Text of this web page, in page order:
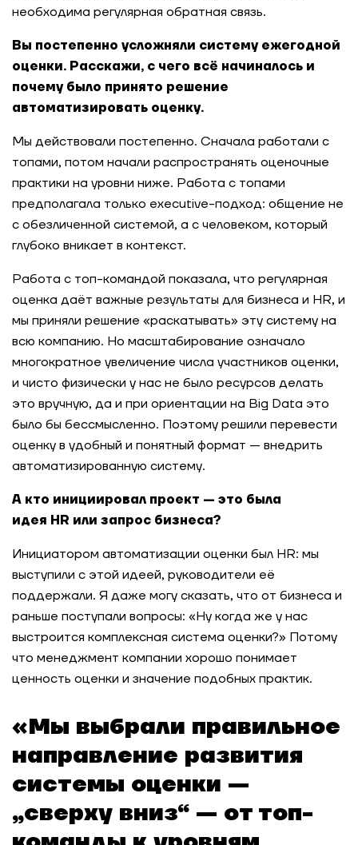
необходима регулярная обратная связь.
Вы постепенно усложняли систему ежегодной
оценки. Расскажи, с чего всё начиналось и
почему было принято решение
автоматизировать оценку.
Мы действовали постепенно. Сначала работали с
топами, потом начали распространять оценочные
практики на уровни ниже. Работа с топами
предполагала только executive-подход: общение не
с обезличенной системой, а с человеком, который
глубоко вникает в контекст.
Работа с топ-командой показала, что регулярная
оценка даёт важные результаты для бизнеса и HR, и
мы приняли решение «раскатывать» эту систему на
всю компанию. Но масштабирование означало
многократное увеличение числа участников оценки,
и чисто физически у нас не было ресурсов делать
это вручную, да и при ориентации на Big Data это
было бы бессмысленно. Поэтому решили перевести
оценку в удобный и понятный формат — внедрить
автоматизированную систему.
А кто инициировал проект — это была
идея HR или запрос бизнеса?
Инициатором автоматизации оценки был HR: мы
выступили с этой идеей, руководители её
поддержали. Я даже могу сказать, что от бизнеса и
раньше поступали вопросы: «Ну когда же у нас
выстроится комплексная система оценки?» Потому
что менеджмент компании хорошо понимает
ценность оценки и значение подобных практик.
«Мы выбрали правильное
направление развития
системы оценки —
„сверху вниз“ — от топ-